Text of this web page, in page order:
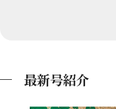
最新号紹介